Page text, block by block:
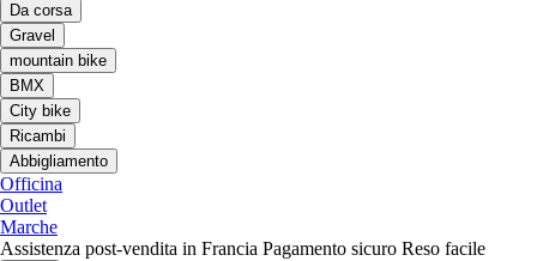
Da corsa
Gravel
mountain bike
BMX
City bike
Ricambi
Abbigliamento
Officina
Outlet
Marche
Assistenza post-vendita in Francia Pagamento sicuro Reso facile